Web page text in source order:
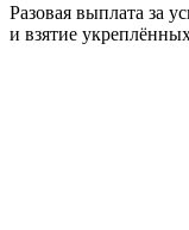
Разовая выплата за
и взятие